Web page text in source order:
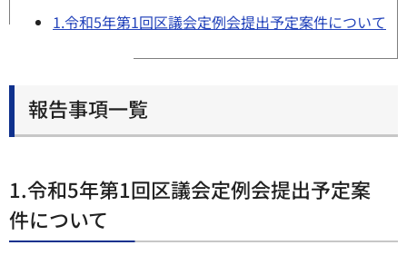
1.令和5年第1回区議会定例会提出予定案件について
報告事項一覧
1.令和5年第1回区議会定例会提出予定案
件について